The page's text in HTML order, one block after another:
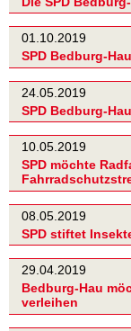
01.10.2019
SPD Bedburg-
24.05.2019
SPD Bedburg-
10.05.2019
SPD möchte
08.05.2019
SPD stiftet
29.04.2019
Bedburg-Hau
verleihen